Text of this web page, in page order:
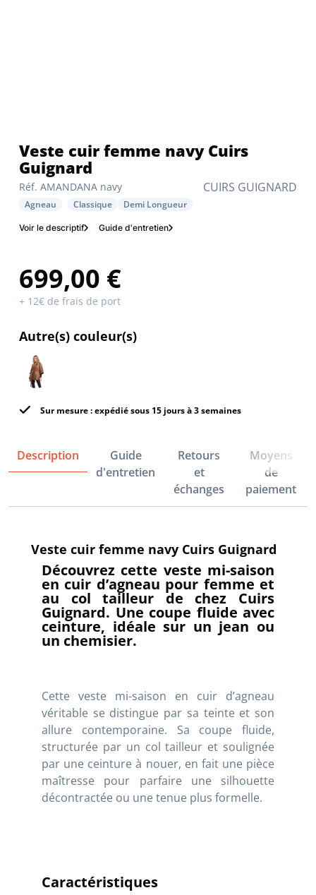
CUIRS GUIGNARD
Réf. AMANDANA navy
Veste cuir femme navy Cuirs
Guignard
Agneau Classique Demi Longueur
Voir le descriptif Guide d'entretien
699,00 €
+ 12€ de frais de port
Autre(s) couleur(s)
Sur mesure : expédié sous 15 jours à 3 semaines
Description
Guide
d'entretien
Retours
et
échanges
Moyens
de
paiement
Veste cuir femme navy Cuirs Guignard
Découvrez cette veste mi-saison
en cuir d’agneau pour femme et
au col tailleur de chez Cuirs
Guignard. Une coupe fluide avec
ceinture, idéale sur un jean ou
un chemisier.
Cette veste mi-saison en cuir d’agneau
véritable se distingue par sa teinte et son
allure contemporaine. Sa coupe fluide,
structurée par un col tailleur et soulignée
par une ceinture à nouer, en fait une pièce
maîtresse pour parfaire une silhouette
décontractée ou une tenue plus formelle.
Caractéristiques